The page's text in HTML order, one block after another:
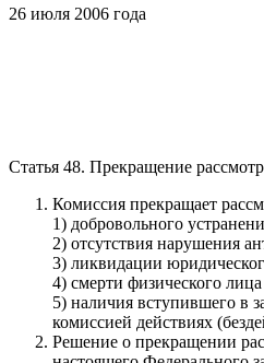
26 июля 2006 года
Статья 48. Прекращение
Комиссия прекращает
1) добровольного
2) отсутствия нарушения
3) ликвидации
4) смерти физического
5) наличия вступившего в
комиссией действиях
Решение о прекращении